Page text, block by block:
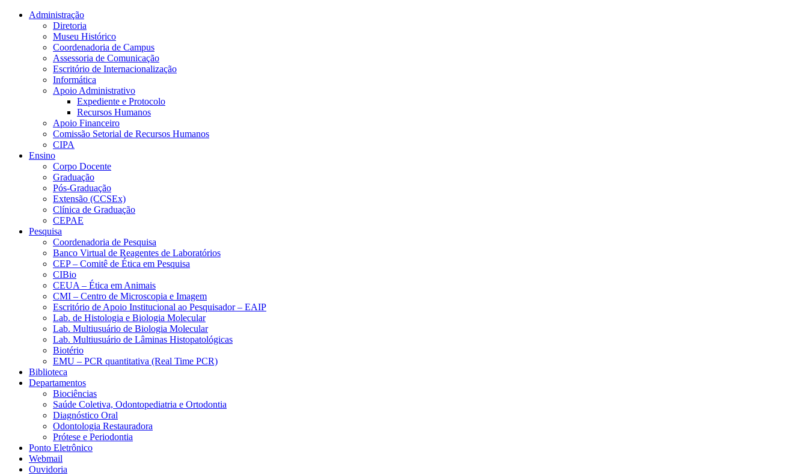
Conteúdo principal Menu principal
Administração
Diretoria
Museu Histórico
Coordenadoria de Campus
Assessoria de Comunicação
Escritório de Internacionalização
Informática
Apoio Administrativo
Expediente e Protocolo
Recursos Humanos
Apoio Financeiro
Comissão Setorial de Recursos Humanos
CIPA
Ensino
Corpo Docente
Graduação
Pós-Graduação
Extensão (CCSEx)
Clínica de Graduação
CEPAE
Pesquisa
Coordenadoria de Pesquisa
Banco Virtual de Reagentes de Laboratórios
CEP – Comitê de Ética em Pesquisa
CIBio
CEUA – Ética em Animais
CMI – Centro de Microscopia e Imagem
Escritório de Apoio Institucional ao Pesquisador – EAIP
Lab. de Histologia e Biologia Molecular
Lab. Multiusuário de Biologia Molecular
Lab. Multiusuário de Lâminas Histopatológicas
Biotério
EMU – PCR quantitativa (Real Time PCR)
Biblioteca
Departamentos
Biociências
Saúde Coletiva, Odontopediatria e Ortodontia
Diagnóstico Oral
Odontologia Restauradora
Prótese e Periodontia
Ponto Eletrônico
Webmail
Ouvidoria